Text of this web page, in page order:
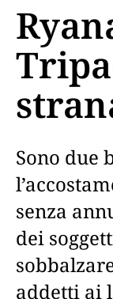
Sono due
senza
dei
addetti ai